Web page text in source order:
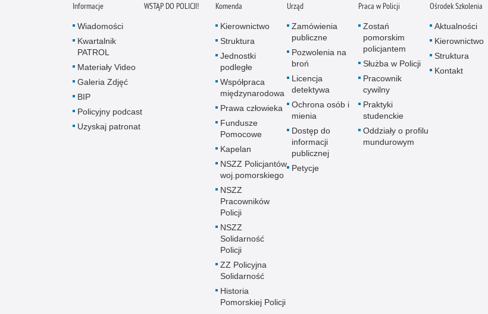
Informacje
Wiadomości
Kwartalnik
PATROL
Materiały Video
Galeria Zdjęć
BIP
Policyjny podcast
Uzyskaj patronat
WSTĄP DO POLICJI! Komenda
Kierownictwo
Struktura
Jednostki
podległe
Współpraca
międzynarodowa
Prawa człowieka
Fundusze
Pomocowe
Kapelan
NSZZ Policjantów
woj.pomorskiego
NSZZ
Pracowników
Policji
NSZZ
Solidarność
Policji
ZZ Policyjna
Solidarność
Historia
Pomorskiej Policji
Urząd
Zamówienia
publiczne
Pozwolenia na
broń
Licencja
detektywa
Ochrona osób i
mienia
Dostęp do
informacji
publicznej
Petycje
Praca w Policji
Zostań
pomorskim
policjantem
Służba w Policji
Pracownik
cywilny
Praktyki
studenckie
Oddziały o profilu
mundurowym
Ośrodek Szkolenia
Aktualności
Kierownictwo
Struktura
Kontakt